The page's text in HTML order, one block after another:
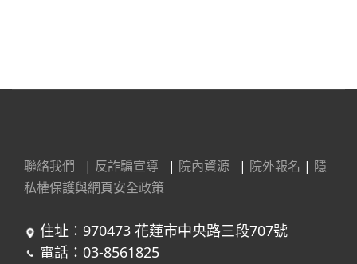
聯絡我們 | 反詐騙宣導 | 院內資源 | 院外報名 | 隱
私權保護與網頁安全政策
住址：970473 花蓮市中央路三段707號
電話：03-8561825